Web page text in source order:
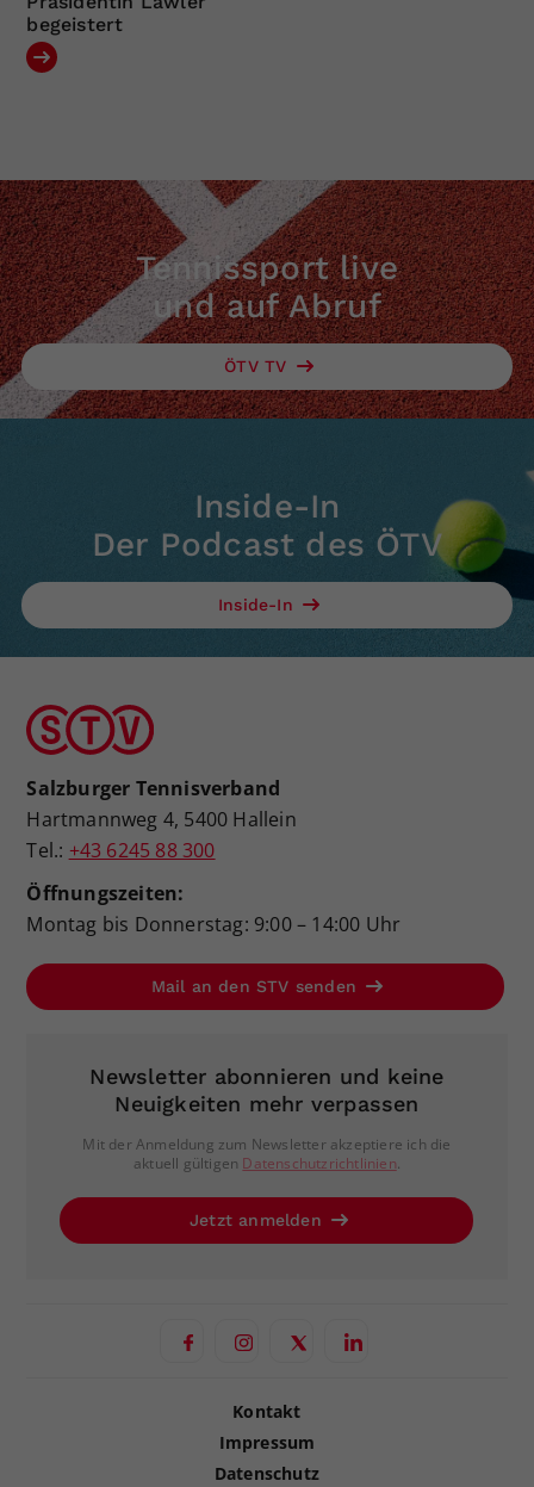
begeistert
Tennissport live
und auf Abruf
ÖTV TV
Inside-In
Der Podcast des ÖTV
Inside-In
Salzburger Tennisverband
Hartmannweg 4, 5400 Hallein
Tel.: +43 6245 88 300
Öffnungszeiten:
Montag bis Donnerstag: 9:00 – 14:00 Uhr
Mail an den STV senden
Newsletter abonnieren und keine
Neuigkeiten mehr verpassen
Mit der Anmeldung zum Newsletter akzeptiere ich die
aktuell gültigen Datenschutzrichtlinien.
Jetzt anmelden
Kontakt
Impressum
Datenschutz